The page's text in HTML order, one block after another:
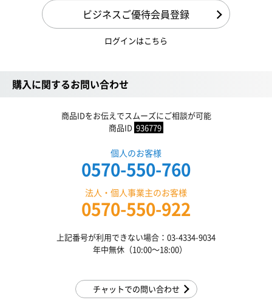
ビジネスご優待会員登録
ログインはこちら
購入に関するお問い合わせ
商品IDをお伝えでスムーズにご相談が可能
商品ID 936779
個人のお客様
0570-550-760
法人・個人事業主のお客様
0570-550-922
上記番号が利用できない場合：03-4334-9034
年中無休（10:00〜18:00）
チャットでの問い合わせ